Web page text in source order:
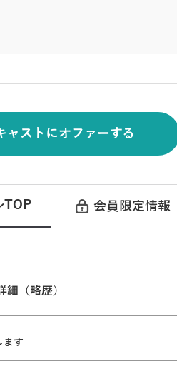
ャストにオファーする
TOP 会員限定情報
細（略歴）
ます